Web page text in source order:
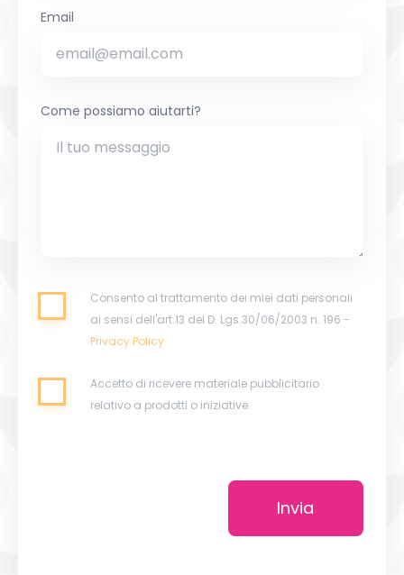
Email
Come possiamo aiutarti?
Consento al trattamento dei miei dati personali
ai sensi dell'art.13 del D. Lgs.30/06/2003 n. 196 -
Privacy Policy
Accetto di ricevere materiale pubblicitario
relativo a prodotti o iniziative.
Invia